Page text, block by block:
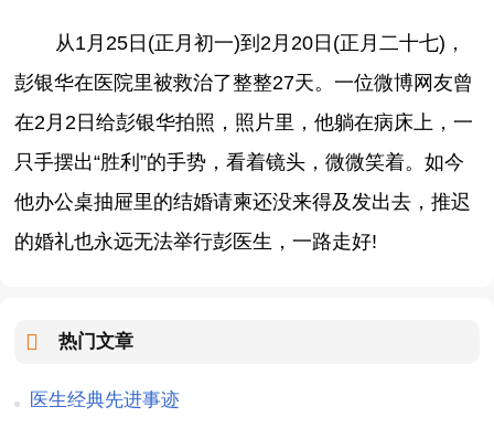
从1月25日(正月初一)到2月20日(正月二十七)，
彭银华在医院里被救治了整整27天。一位微博网友曾
在2月2日给彭银华拍照，照片里，他躺在病床上，一
只手摆出“胜利”的手势，看着镜头，微微笑着。如今
他办公桌抽屉里的结婚请柬还没来得及发出去，推迟
的婚礼也永远无法举行彭医生，一路走好!
热门文章
医生经典先进事迹